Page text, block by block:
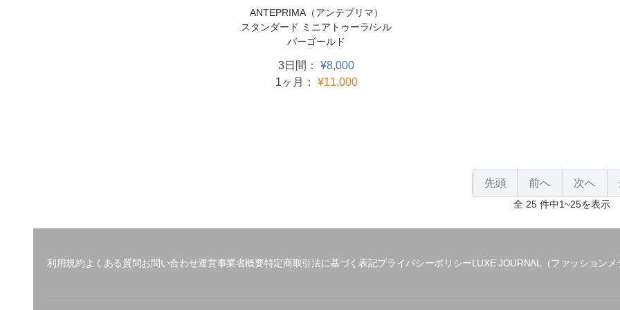
ANTEPRIMA（アンテプリマ）
スタンダード ミニアトゥーラ/シル
バーゴールド
3日間： ¥8,000
1ヶ月： ¥11,000
先頭 前へ 次へ
全 25 件中1~25を表示
利用規約よくある質問お問い合わせ運営事業者概要特定商取引法に基づく表記プライバシーポリシーLUXE JOURNAL（ファッションメ